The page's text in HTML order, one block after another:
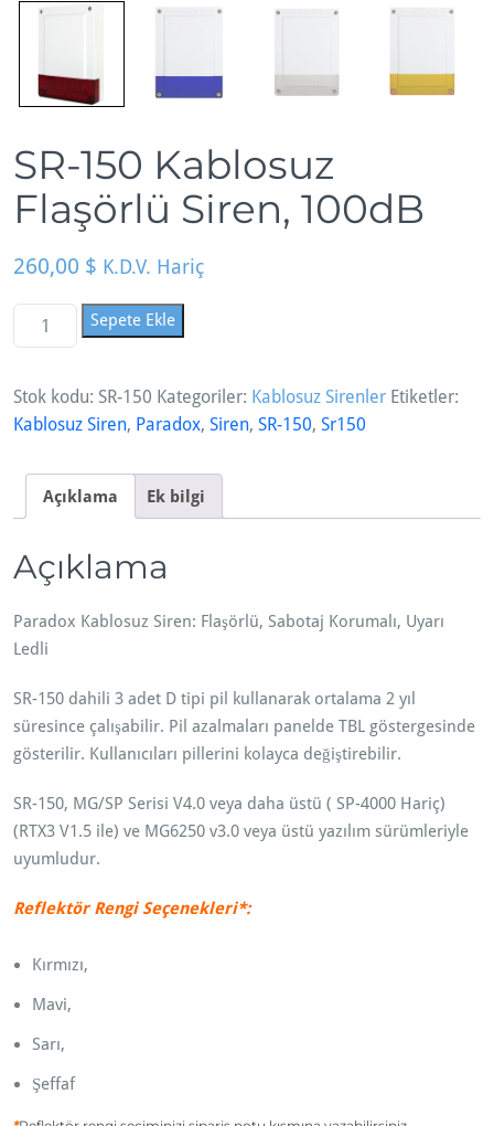
SR-150 Kablosuz
Flaşörlü Siren, 100dB
260,00 $ K.D.V. Hariç
R
1
5
s
u
F
l
a
ö
r
l
e
0
0
Sepete Ekle
Stok kodu: SR-150 Kategoriler: Kablosuz Sirenler Etiketler:
Kablosuz Siren, Paradox, Siren, SR-150, Sr150
Açıklama Ek bilgi
Açıklama
Paradox Kablosuz Siren: Flaşörlü, Sabotaj Korumalı, Uyarı
Ledli
SR-150 dahili 3 adet D tipi pil kullanarak ortalama 2 yıl
süresince çalışabilir. Pil azalmaları panelde TBL göstergesinde
gösterilir. Kullanıcıları pillerini kolayca değiştirebilir.
SR-150, MG/SP Serisi V4.0 veya daha üstü ( SP-4000 Hariç)
(RTX3 V1.5 ile) ve MG6250 v3.0 veya üstü yazılım sürümleriyle
uyumludur.
Reflektör Rengi Seçenekleri*:
Kırmızı,
Mavi,
Sarı,
Şeffaf